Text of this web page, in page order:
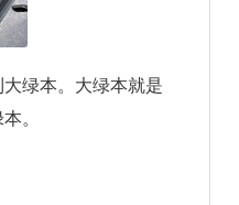
绿本。大绿本就是
。